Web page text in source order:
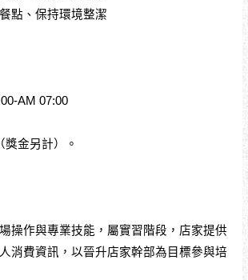
點、保持環境整潔
AM 07:00
獎金另計）。
操作與專業技能，屬實習階段，店家提供
消費資訊，以晉升店家幹部為目標參與培